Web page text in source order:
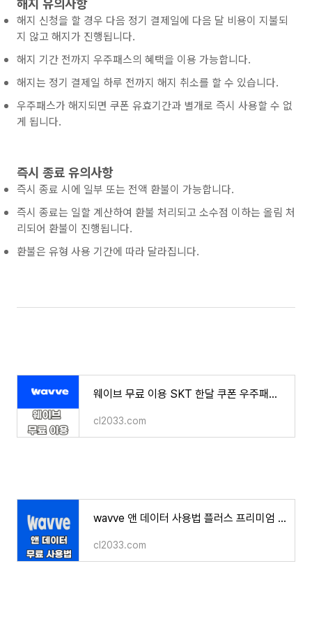
해지 신청을 할 경우 다음 정기 결제일에 다음 달 비용이 지불되
지 않고 해지가 진행됩니다.
해지 기간 전까지 우주패스의 혜택을 이용 가능합니다.
해지는 정기 결제일 하루 전까지 해지 취소를 할 수 있습니다.
우주패스가 해지되면 쿠폰 유효기간과 별개로 즉시 사용할 수 없
게 됩니다.
즉시 종료 유의사항
즉시 종료 시에 일부 또는 전액 환불이 가능합니다.
즉시 종료는 일할 계산하여 환불 처리되고 소수점 이하는 올림 처
리되어 환불이 진행됩니다.
환불은 유형 사용 기간에 따라 달라집니다.
웨이브 무료 이용 SKT 한달 쿠폰 우주패스 싸게 보는 법
cl2033.com
wavve 앤 데이터 사용법 플러스 프리미엄 무료 혜택 비교 SKT
cl2033.com